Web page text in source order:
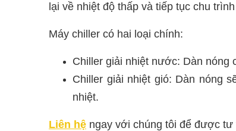
lại về nhiệt độ thấp và tiếp tục chu
Máy chiller có hai loại chính:
Chiller giải nhiệt nước: Dàn nóng
Chiller giải nhiệt gió: Dàn nóng
nhiệt.
Liên hệ ngay với chúng tôi để được tư